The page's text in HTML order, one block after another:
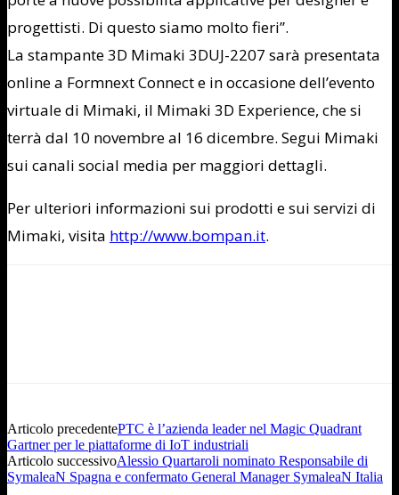
progettisti. Di questo siamo molto fieri”.
La stampante 3D Mimaki 3DUJ-2207 sarà presentata
online a Formnext Connecte in occasione dell’evento
virtuale di Mimaki, il Mimaki 3D Experience, che si
terrà dal 10 novembre al 16 dicembre. Segui Mimaki
sui canali social media per maggiori dettagli.
Per ulteriori informazioni sui prodotti e sui servizi di
Mimaki, visita http://www.bompan.it.
Articolo precedentePTC è l’azienda leader nel Magic Quadrant
Gartner per le piattaforme di IoT industriali
Articolo successivoAlessio Quartaroli nominato Responsabile di
SymaleaN Spagna e confermato General Manager SymaleaN Italia